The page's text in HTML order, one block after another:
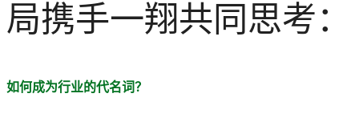
局携手一翔共同思考：
如何成为行业的代名词？